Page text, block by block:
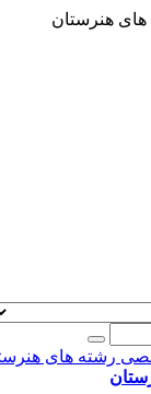
هنرستان